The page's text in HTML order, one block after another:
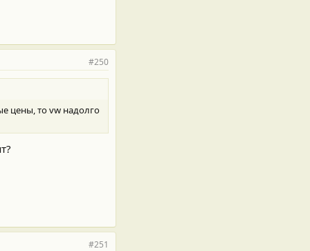
#250
цены, то vw надолго
#251